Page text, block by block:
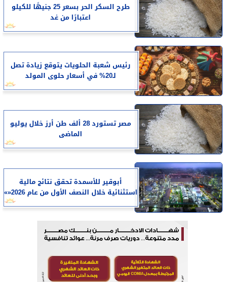
طرح السكر الحر بسعر 25 جنيهًا للكيلو
اعتبارًا من غد
رئيس شعبة الحلويات يتوقع زيادة تصل
لـ20% في أسعار حلوى المولد
مصر تستورد 28 ألف طن أرز خلال يوليو
الماضى
أبوقير للأسمدة تحقق نتائج مالية
استثنائية خلال النصف الأول من عام 2026«»